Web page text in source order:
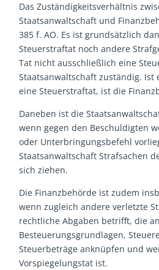
Das Zuständigkeitsverhältnis
Staatsanwaltschaft und
385 f. AO. Es ist grundsätzlich
Steuerstraftat noch andere
Tat nicht ausschließlich eine
Staatsanwaltschaft zuständig. Ist
eine Steuerstraftat, ist die
Daneben ist die
wenn gegen den Beschuldigten
oder Unterbringungsbefehl
Staatsanwaltschaft Strafsachen
sich ziehen.
Die Finanzbehörde ist zudem
wenn zugleich andere verletzte
rechtliche Abgaben betrifft, die an
Besteuerungsgrundlagen,
Steuerbeträge anknüpfen und
Vorspiegelungstat ist.